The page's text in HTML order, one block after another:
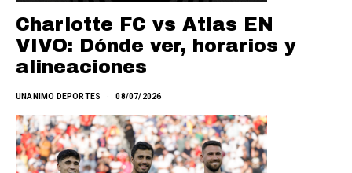
Charlotte FC vs Atlas EN
VIVO: Dónde ver, horarios y
alineaciones
UNANIMO DEPORTES 08/07/2026